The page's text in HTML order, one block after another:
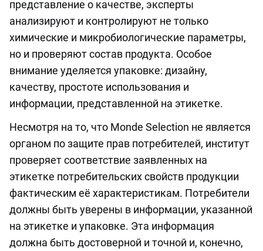
представление о качестве, эксперты
анализируют и контролируют не только
химические и микробиологические параметры,
но и проверяют состав продукта. Особое
внимание уделяется упаковке: дизайну,
качеству, простоте использования и
информации, представленной на этикетке.
Несмотря на то, что Monde Selection не является
органом по защите прав потребителей, институт
проверяет соответствие заявленных на
этикетке потребительских свойств продукции
фактическим её характеристикам. Потребители
должны быть уверены в информации, указанной
на этикетке и упаковке. Эта информация
должна быть достоверной и точной и, конечно,